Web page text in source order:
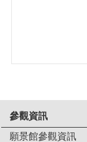
參觀資訊
願景館參觀資訊